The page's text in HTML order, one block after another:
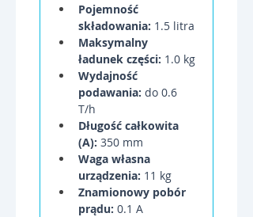
Pojemność
składowania: 1.5 litra
Maksymalny
ładunek części: 1.0 kg
Wydajność
podawania: do 0.6
T/h
Długość całkowita
(A): 350 mm
Waga własna
urządzenia: 11 kg
Znamionowy pobór
prądu: 0.1 A